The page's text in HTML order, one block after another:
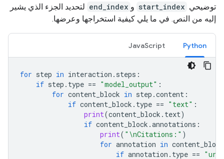
توضيحي start_index و end_index لتحديد الجزء الذي يشير
إليه من النص. في ما يلي كيفية استخراجها وعرضها.
Python
JavaScript
for step in interaction . steps :
if step . type == "model_output" :
for content_block in step .content :
if content_block . type == "text" :
print(content_block . text)
if content_block .annotations :
print( " \nCitations:" )
for annotation in content_block
if annotation . type ==